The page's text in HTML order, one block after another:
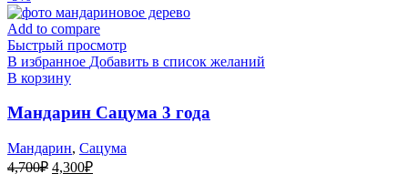
Add to compare
Быстрый просмотр
В избранное Добавить в список желаний
В корзину
Мандарин Сацума 3 года
Мандарин, Сацума
4,700₽ Первоначальная
4,300₽Текущая